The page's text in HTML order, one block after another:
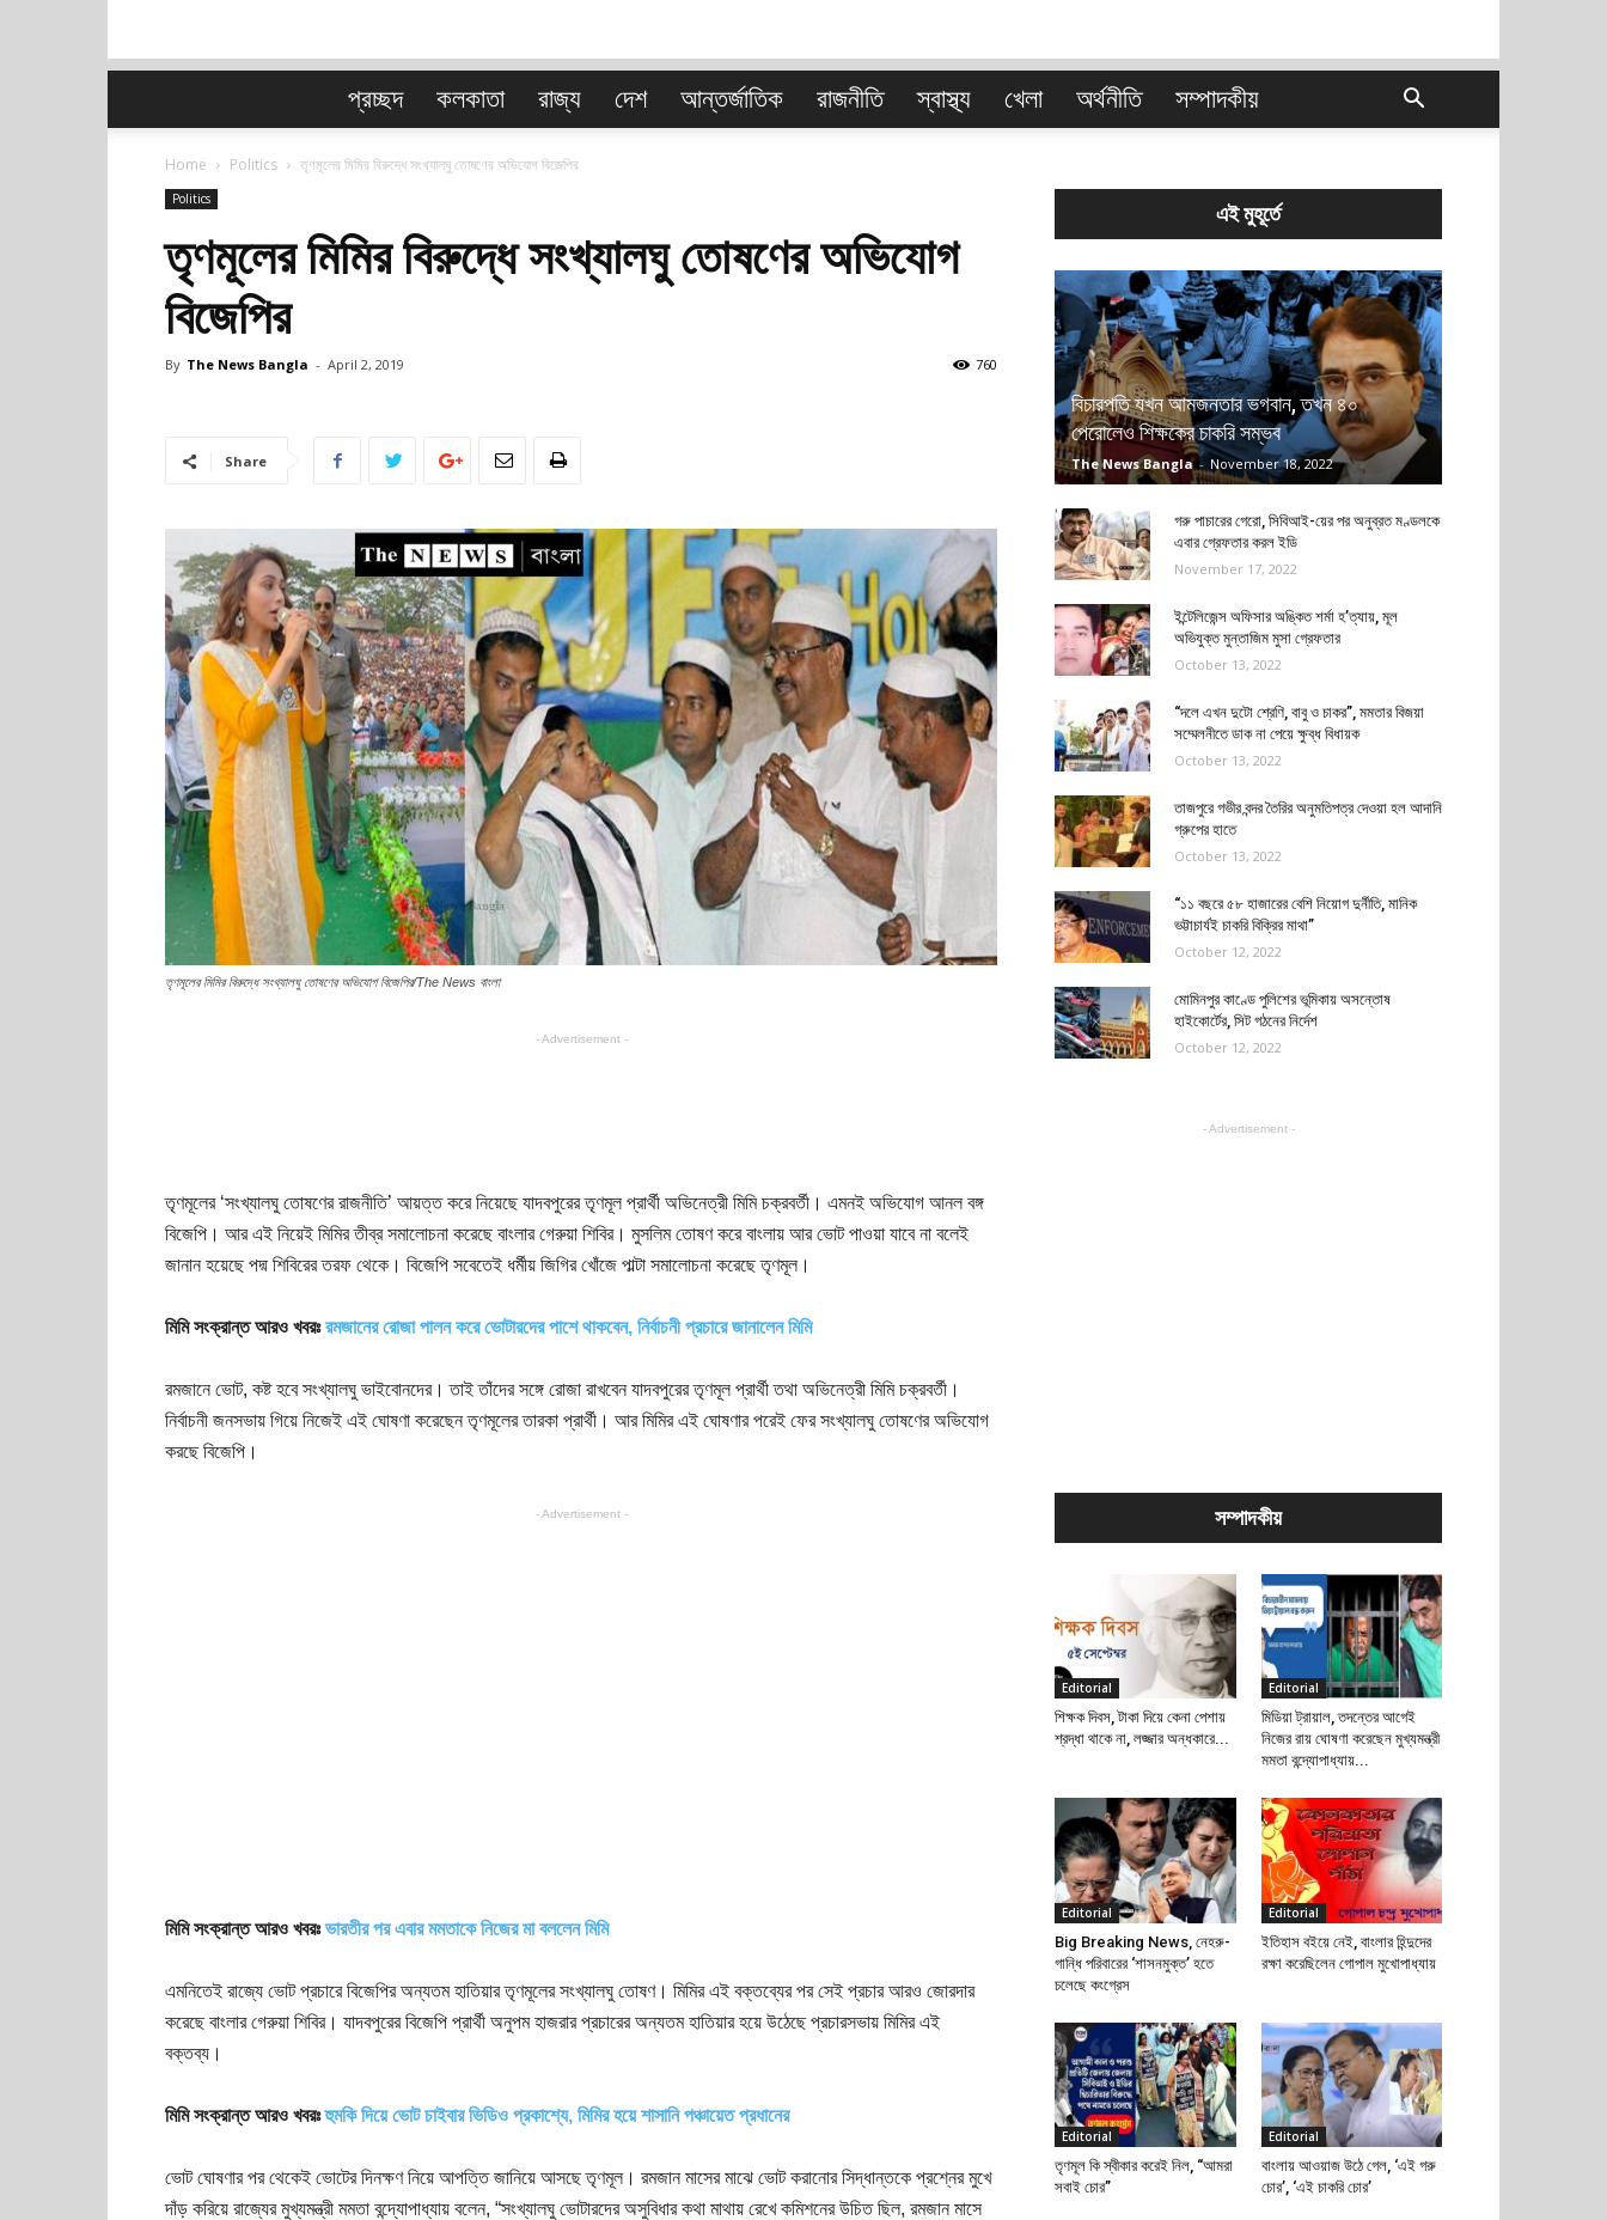
বাংলা
প্রচ্ছদ কলকাতা রাজ্য দেশ আন্তর্জাতিক রাজনীতি স্বাস্থ্য খেলা অর্থনীতি সম্পাদকীয়
Home Politics তৃণমূলের মিমির বিরুদ্ধে সংখ্যালঘু তোষণের অভিযোগ বিজেপির
Politics
তৃণমূলের মিমির বিরুদ্ধে সংখ্যালঘু তোষণের অভিযোগ
বিজেপির
By The News Bangla - April 2, 2019 760
Share
তৃণমূলের মিমির বিরুদ্ধে সংখ্যালঘু তোষণের অভিযোগ বিজেপির/The News বাংলা
- Advertisement -
তৃণমূলের ‘সংখ্যালঘু তোষণের রাজনীতি’ আয়ত্ত করে নিয়েছে যাদবপুরের তৃণমূল প্রার্থী অভিনেত্রী মিমি চক্রবর্তী। এমনই অভিযোগ আনল বঙ্গ
বিজেপি। আর এই নিয়েই মিমির তীব্র সমালোচনা করেছে বাংলার গেরুয়া শিবির। মুসলিম তোষণ করে বাংলায় আর ভোট পাওয়া যাবে না বলেই
জানান হয়েছে পদ্ম শিবিরের তরফ থেকে। বিজেপি সবেতেই ধর্মীয় জিগির খোঁজে পাল্টা সমালোচনা করেছে তৃণমূল।
মিমি সংক্রান্ত আরও খবরঃরমজানের রোজা পালন করে ভোটারদের পাশে থাকবেন, নির্বাচনী প্রচারে জানালেন মিমি
রমজানে ভোট, কষ্ট হবে সংখ্যালঘু ভাইবোনদের। তাই তাঁদের সঙ্গে রোজা রাখবেন যাদবপুরের তৃণমূল প্রার্থী তথা অভিনেত্রী মিমি চক্রবর্তী।
নির্বাচনী জনসভায় গিয়ে নিজেই এই ঘোষণা করেছেন তৃণমূলের তারকা প্রার্থী। আর মিমির এই ঘোষণার পরেই ফের সংখ্যালঘু তোষণের অভিযোগ
করছে বিজেপি।
- Advertisement -
মিমি সংক্রান্ত আরও খবরঃভারতীর পর এবার মমতাকে নিজের মা বললেন মিমি
এমনিতেই রাজ্যে ভোট প্রচারে বিজেপির অন্যতম হাতিয়ার তৃণমূলের সংখ্যালঘু তোষণ। মিমির এই বক্তব্যের পর সেই প্রচার আরও জোরদার
করেছে বাংলার গেরুয়া শিবির। যাদবপুরের বিজেপি প্রার্থী অনুপম হাজরার প্রচারের অন্যতম হাতিয়ার হয়ে উঠেছে প্রচারসভায় মিমির এই
বক্তব্য।
মিমি সংক্রান্ত আরও খবরঃহুমকি দিয়ে ভোট চাইবার ভিডিও প্রকাশ্যে, মিমির হয়ে শাসানি পঞ্চায়েত প্রধানের
ভোট ঘোষণার পর থেকেই ভোটের দিনক্ষণ নিয়ে আপত্তি জানিয়ে আসছে তৃণমূল। রমজান মাসের মাঝে ভোট করানোর সিদ্ধান্তকে প্রশ্নের মুখে
দাঁড় করিয়ে রাজ্যের মুখ্যমন্ত্রী মমতা বন্দ্যোপাধ্যায় বলেন, “সংখ্যালঘু ভোটারদের অসুবিধার কথা মাথায় রেখে কমিশনের উচিত ছিল, রমজান মাসে
এই মুহূর্তে
বিচারপতি যখন আমজনতার ভগবান, তখন ৪০
পেরোলেও শিক্ষকের চাকরি সম্ভব
The News Bangla - November 18, 2022
গরু পাচারের গেরো, সিবিআই-য়ের পর অনুব্রত মণ্ডলকে
এবার গ্রেফতার করল ইডি
November 17, 2022
ইন্টেলিজেন্স অফিসার অঙ্কিত শর্মা হ’ত্যায়, মূল
অভিযুক্ত মুন্তাজিম মুসা গ্রেফতার
October 13, 2022
“দলে এখন দুটো শ্রেণি, বাবু ও চাকর”, মমতার বিজয়া
সম্মেলনীতে ডাক না পেয়ে ক্ষুব্ধ বিধায়ক
October 13, 2022
তাজপুরে গভীর বন্দর তৈরির অনুমতিপত্র দেওয়া হল আদানি
গ্রুপের হাতে
October 13, 2022
“১১ বছরে ৫৮ হাজারের বেশি নিয়োগ দুর্নীতি, মানিক
ভট্টাচার্যই চাকরি বিক্রির মাথা”
October 12, 2022
মোমিনপুর কাণ্ডে পুলিশের ভূমিকায় অসন্তোষ
হাইকোর্টের, সিট গঠনের নির্দেশ
October 12, 2022
- Advertisement -
সম্পাদকীয়
Editorial
শিক্ষক দিবস, টাকা দিয়ে কেনা পেশায়
শ্রদ্ধা থাকে না, লজ্জার অন্ধকারে...
Editorial
মিডিয়া ট্রায়াল, তদন্তের আগেই
নিজের রায় ঘোষণা করেছেন মুখ্যমন্ত্রী
মমতা বন্দ্যোপাধ্যায়...
Editorial
Big Breaking News, নেহরু-
গান্ধি পরিবারের ‘শাসনমুক্ত’ হতে
চলেছে কংগ্রেস
Editorial
ইতিহাস বইয়ে নেই, বাংলার হিন্দুদের
রক্ষা করেছিলেন গোপাল মুখোপাধ্যায়
Editorial
তৃণমূল কি স্বীকার করেই নিল, “আমরা
সবাই চোর”
Editorial
বাংলায় আওয়াজ উঠে গেল, ‘এই গরু
চোর’, ‘এই চাকরি চোর’